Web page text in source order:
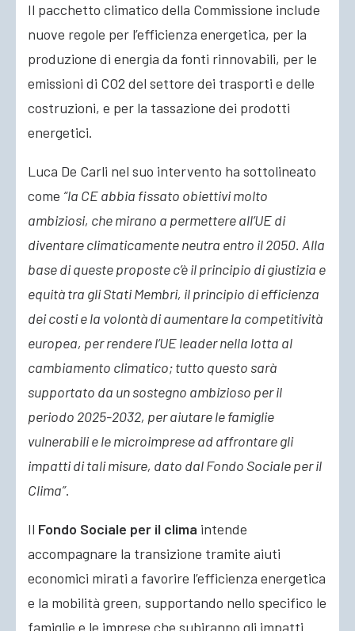
Il pacchetto climatico della Commissione include
nuove regole per l’efficienza energetica, per la
produzione di energia da fonti rinnovabili, per le
emissioni di CO2 del settore dei trasporti e delle
costruzioni, e per la tassazione dei prodotti
energetici.
Luca De Carli nel suo intervento ha sottolineato
come “la CE abbia fissato obiettivi molto
ambiziosi, che mirano a permettere all’UE di
diventare climaticamente neutra entro il 2050. Alla
base di queste proposte c’è il principio di giustizia e
equità tra gli Stati Membri, il principio di efficienza
dei costi e la volontà di aumentare la competitività
europea, per rendere l’UE leader nella lotta al
cambiamento climatico; tutto questo sarà
supportato da un sostegno ambizioso per il
periodo 2025-2032, per aiutare le famiglie
vulnerabili e le microimprese ad affrontare gli
impatti di tali misure, dato dal Fondo Sociale per il
Clima”.
Il Fondo Sociale per il clima intende
accompagnare la transizione tramite aiuti
economici mirati a favorire l’efficienza energetica
e la mobilità green, supportando nello specifico le
famiglie e le imprese che subiranno gli impatti